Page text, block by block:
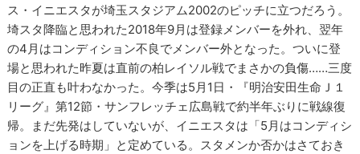
ス・イニエスタが埼玉スタジアム2002のピッチに立つだろう。
埼スタ降臨と思われた2018年9月は登録メンバーを外れ、翌年
の4月はコンディション不良でメンバー外となった。ついに登
場と思われた昨夏は直前の柏レイソル戦でまさかの負傷……三度
目の正直も叶わなかった。今季は5月1日・『明治安田生命Ｊ１
リーグ』第12節・サンフレッチェ広島戦で約半年ぶりに戦線復
帰。まだ先発はしていないが、イニエスタは「5月はコンディシ
ョンを上げる時期」と定めている。スタメンか否かはさておき